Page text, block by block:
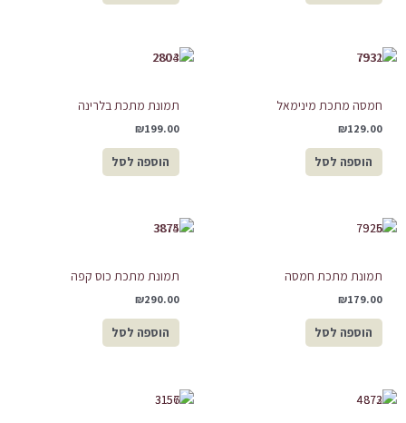
חמסה מתכת מינימאל
₪129.00
הוספה לסל
תמונת מתכת בלרינה
₪199.00
הוספה לסל
תמונת מתכת חמסה
₪179.00
הוספה לסל
תמונת מתכת כוס קפה
₪290.00
הוספה לסל